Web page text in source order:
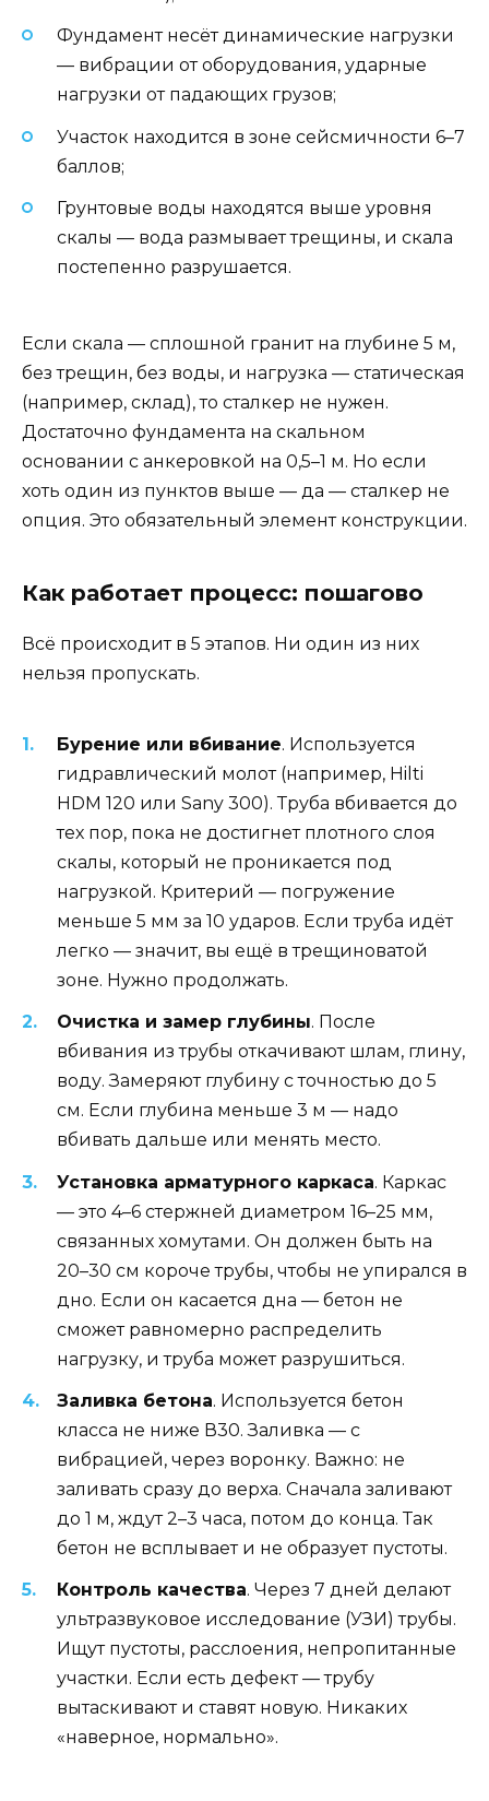
Фундамент несёт динамические нагрузки
— вибрации от оборудования, ударные
нагрузки от падающих грузов;
Участок находится в зоне сейсмичности 6–7
баллов;
Грунтовые воды находятся выше уровня
скалы — вода размывает трещины, и скала
постепенно разрушается.
Если скала — сплошной гранит на глубине 5 м,
без трещин, без воды, и нагрузка — статическая
(например, склад), то сталкер не нужен.
Достаточно фундамента на скальном
основании с анкеровкой на 0,5–1 м. Но если
хоть один из пунктов выше — да — сталкер не
опция. Это обязательный элемент конструкции.
Как работает процесс: пошагово
Всё происходит в 5 этапов. Ни один из них
нельзя пропускать.
Бурение или вбивание. Используется
гидравлический молот (например, Hilti
HDM 120 или Sany 300). Труба вбивается до
тех пор, пока не достигнет плотного слоя
скалы, который не проникается под
нагрузкой. Критерий — погружение
меньше 5 мм за 10 ударов. Если труба идёт
легко — значит, вы ещё в трещиноватой
зоне. Нужно продолжать.
Очистка и замер глубины. После
вбивания из трубы откачивают шлам, глину,
воду. Замеряют глубину с точностью до 5
см. Если глубина меньше 3 м — надо
вбивать дальше или менять место.
Установка арматурного каркаса. Каркас
— это 4–6 стержней диаметром 16–25 мм,
связанных хомутами. Он должен быть на
20–30 см короче трубы, чтобы не упирался в
дно. Если он касается дна — бетон не
сможет равномерно распределить
нагрузку, и труба может разрушиться.
Заливка бетона. Используется бетон
класса не ниже В30. Заливка — с
вибрацией, через воронку. Важно: не
заливать сразу до верха. Сначала заливают
до 1 м, ждут 2–3 часа, потом до конца. Так
бетон не всплывает и не образует пустоты.
Контроль качества. Через 7 дней делают
ультразвуковое исследование (УЗИ) трубы.
Ищут пустоты, расслоения, непропитанные
участки. Если есть дефект — трубу
вытаскивают и ставят новую. Никаких
«наверное, нормально».